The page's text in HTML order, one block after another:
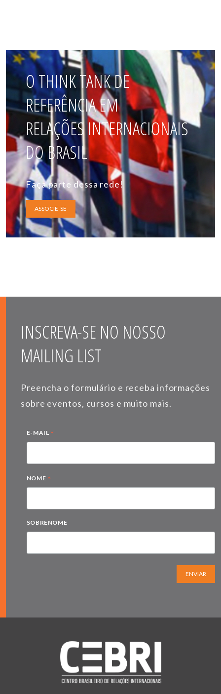
O THINK TANK DE
REFERÊNCIA EM
RELAÇÕES INTERNACIONAIS
DO BRASIL
Faça parte dessa rede!
ASSOCIE-SE
INSCREVA-SE NO NOSSO
MAILING LIST
Preencha o formulário e receba informações
sobre eventos, cursos e muito mais.
E-MAIL *
NOME *
SOBRENOME
ENVIAR